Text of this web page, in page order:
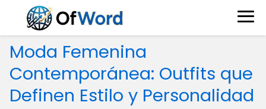
Moda Femenina
Contemporánea: Outfits que
Definen Estilo y Personalidad